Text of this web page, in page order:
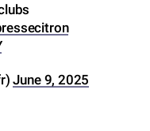
June 9, 2025